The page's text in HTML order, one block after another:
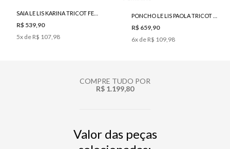
R$ 539,90
5x de R$ 107,98
R$ 659,90
6x de R$ 109,98
COMPRE TUDO POR
R$ 1.199,80
Valor das peças